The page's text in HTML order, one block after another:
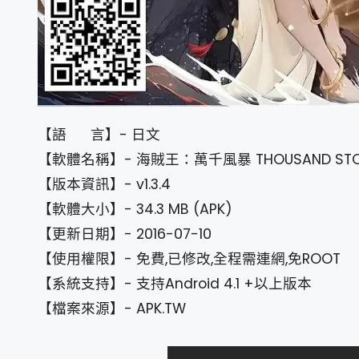
【語 言】- 日文
【軟體名稱】- 海賊王：萬千風暴 THOUSAND
【版本資訊】- v1.3.4
【軟體大小】- 34.3 MB (APK)
【更新日期】- 2016-07-10
【使用權限】- 免費,已修改,全程需連網,免ROOT
【系統支持】- 支持Android 4.1 +以上版本
【檔案來源】- APK.TW